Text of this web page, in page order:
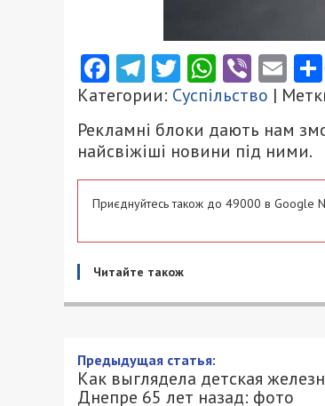
Facebook
Telegram
TwitterViber
Категории: Суспільство |
Рекламні блоки дають нам
найсвіжіші новини під ними.
Приєднуйтесь також до 49000 в Google
Читайте також
Как выглядела
назад: фото